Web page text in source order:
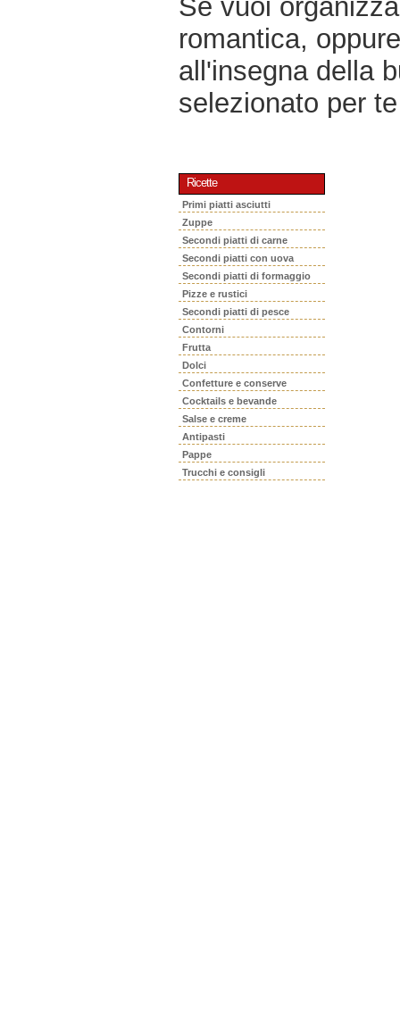
Se vuoi
romantica,
all'insegna della
selezionato per
Ricette
Primi piatti asciutti
Zuppe
Secondi piatti di carne
Secondi piatti con uova
Secondi piatti di formaggio
Pizze e rustici
Secondi piatti di pesce
Contorni
Frutta
Dolci
Confetture e conserve
Cocktails e bevande
Salse e creme
Antipasti
Pappe
Trucchi e consigli